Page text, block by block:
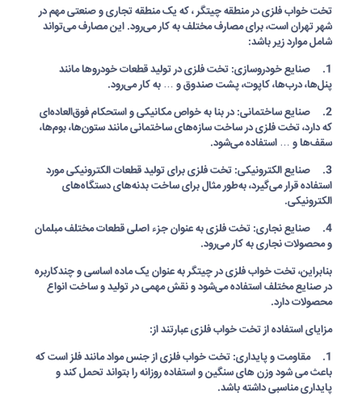
تخت خواب فلزی در منطقه چیتگر، که یک منطقه تجاری و صنعتی مهم در
شهر تهران است، برای مصارف مختلف به کار می‌رود. این مصارف می‌تواند
شامل موارد زیر باشد:
1. صنایع خودروسازی: تخت فلزی در تولید قطعات خودروها مانند
پنل‌ها، درب‌ها، کاپوت، پشت صندوق و … به کار می‌رود.
2. صنایع ساختمانی: در بنا به خواص مکانیکی و استحکام فوق‌العاده‌ای
که دارد، تخت فلزی در ساخت سازه‌های ساختمانی مانند ستون‌ها، بوم‌ها،
سقف‌ها و … استفاده می‌شود.
3. صنایع الکترونیکی: تخت فلزی برای تولید قطعات الکترونیکی مورد
استفاده قرار می‌گیرد، به‌طور مثال برای ساخت بدنه‌های دستگاه‌های
الکترونیکی.
4. صنایع نجاری: تخت فلزی به عنوان جزء اصلی قطعات مختلف مبلمان
و محصولات نجاری به کار می‌رود.
بنابراین، تخت خواب فلزی در چیتگر به عنوان یک ماده اساسی و چندکاربره
در صنایع مختلف استفاده می‌شود و نقش مهمی در تولید و ساخت انواع
محصولات دارد.
مزایای استفاده از تخت خواب فلزی عبارتند از:
1. مقاومت و پایداری: تخت خواب فلزی از جنس مواد مانند فلز است که
باعث می شود وزن های سنگین و استفاده روزانه را بتواند تحمل کند و
پایداری مناسبی داشته باشد.